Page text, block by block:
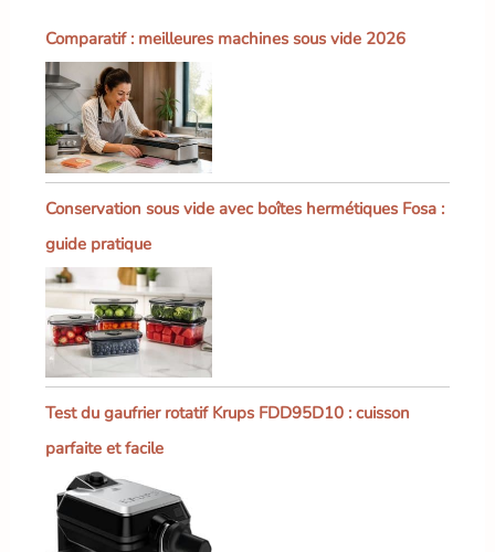
Comparatif : meilleures machines sous vide 2026
Conservation sous vide avec boîtes hermétiques Fosa :
guide pratique
Test du gaufrier rotatif Krups FDD95D10 : cuisson
parfaite et facile